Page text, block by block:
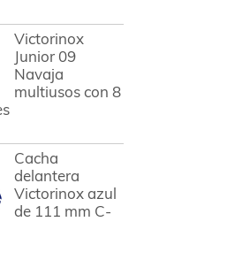
Victorinox
Junior 09
Navaja
multiusos con 8
Cacha
delantera
Victorinox azul
de 111 mm C-